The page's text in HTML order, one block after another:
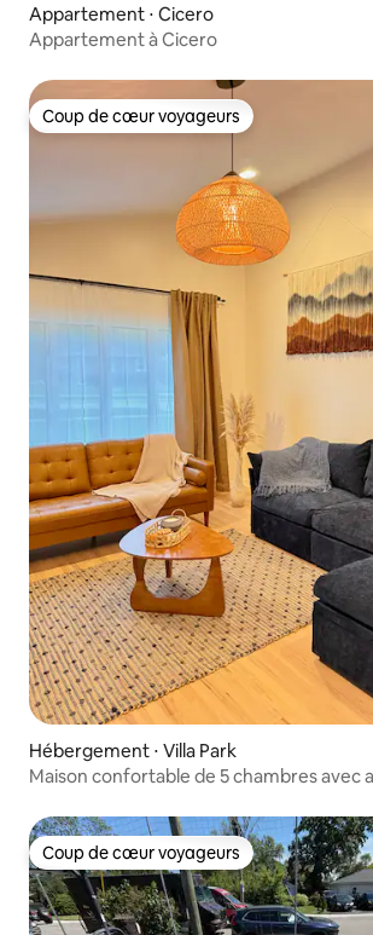
Appartement ⋅ Cicero
Appartement à Cicero
Coup de cœur voyageurs
Coup de cœur voyageurs
Hébergement ⋅ Villa Park
Maison confortable de 5 chambres avec
Coup de cœur voyageurs
Coup de cœur voyageurs